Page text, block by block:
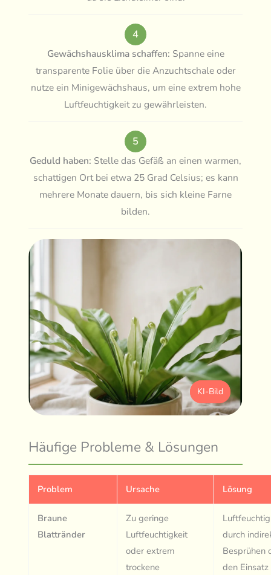
4
Gewächshausklima schaffen: Spanne eine
transparente Folie über die Anzuchtschale oder
nutze ein Minigewächshaus, um eine extrem hohe
Luftfeuchtigkeit zu gewährleisten.
5
Geduld haben: Stelle das Gefäß an einen warmen,
schattigen Ort bei etwa 25 Grad Celsius; es kann
mehrere Monate dauern, bis sich kleine Farne
bilden.
KI-Bild
Häufige Probleme & Lösungen
Problem Ursache Lösung
Braune
Blattränder
Zu geringe
Luftfeuchtigkeit
oder extrem
trockene
durch
Besprühen
den